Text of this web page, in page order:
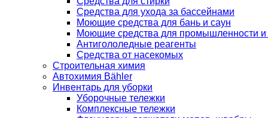
Средства для ухода за бассейнами
Моющие средства для бань и саун
Моющие средства для промышленности и
Антигололедные реагенты
Средства от насекомых
Строительная химия
Автохимия Bähler
Инвентарь для уборки
Уборочные тележки
Комплексные тележки